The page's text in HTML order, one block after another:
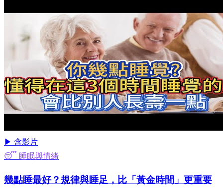
▶ 含影片
😴 睡眠與情緒
幾點睡最好？規律與睡足，比「黃金時間」更重要